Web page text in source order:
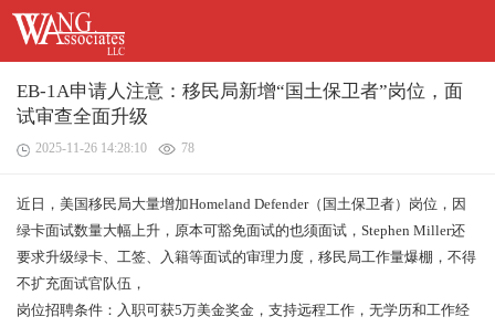
EB-1A申请人注意：移民局新增“国土保卫者”岗位，面
试审查全面升级
2025-11-26 14:28:10 78
近日，美国移民局大量增加Homeland Defender（国土保卫者）岗位，因
绿卡面试数量大幅上升， 原本可豁免面试的也须面试 ，Stephen Miller还
要求升级绿卡、工签、入籍等面试的审理力度 ，移民局工作量爆棚，不得
不扩充面试官队伍，
岗位招聘条件：入职可获5万美金奖金，支持远程工作，无学历和工作经